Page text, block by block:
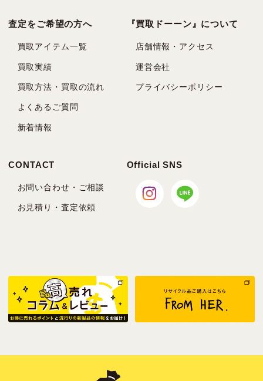
査定をご希望の方へ
買取アイテム一覧
買取実績
買取方法・買取の流れ
よくあるご質問
新着情報
『買取ドーーン』について
店舗情報・アクセス
運営会社
プライバシーポリシー
CONTACT
お問い合わせ・ご相談
お見積り・査定依頼
Official SNS